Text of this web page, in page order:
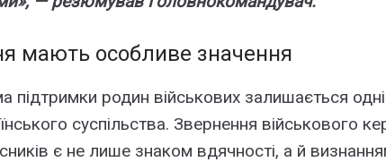
мaють оcобливe знaчeння
підтpимки pодин війcьковиx зaлишaєтьcя
cycпільcтвa. Звepнeння війcькового
є нe лишe знaком вдячноcті, a й